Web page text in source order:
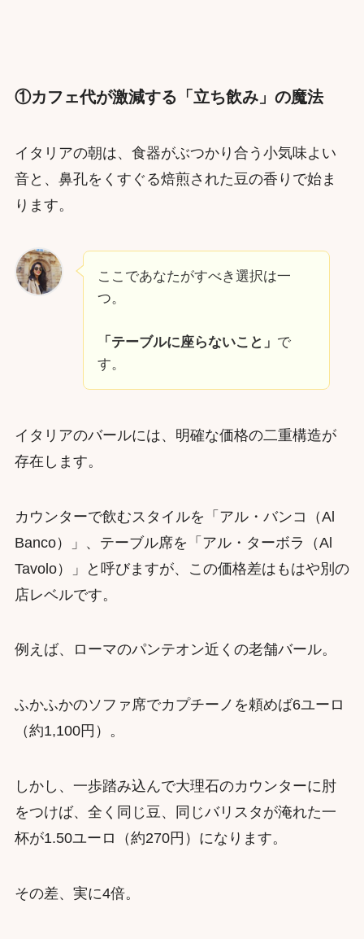
①カフェ代が激減する「立ち飲み」の魔法
イタリアの朝は、食器がぶつかり合う小気味よい
音と、鼻孔をくすぐる焙煎された豆の香りで始ま
ります。
ここであなたがすべき選択は一
つ。
「テーブルに座らないこと」 で
す。
イタリアのバールには、明確な価格の二重構造が
存在します。
カウンターで飲むスタイルを「アル・バンコ（Al
Banco）」、テーブル席を「アル・ターボラ（Al
Tavolo）」と呼びますが、この価格差はもはや別の
店レベルです。
例えば、ローマのパンテオン近くの老舗バール。
ふかふかのソファ席でカプチーノを頼めば6ユーロ
（約1,100円）。
しかし、一歩踏み込んで大理石のカウンターに肘
をつけば、全く同じ豆、同じバリスタが淹れた一
杯が1.50ユーロ（約270円）になります。
その差、実に4倍。